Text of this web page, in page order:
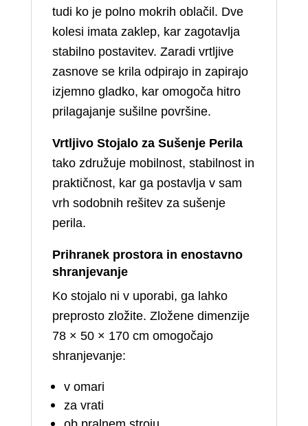
tudi ko je polno mokrih oblačil. Dve
kolesi imata zaklep, kar zagotavlja
stabilno postavitev. Zaradi vrtljive
zasnove se krila odpirajo in zapirajo
izjemno gladko, kar omogoča hitro
prilagajanje sušilne površine.
Vrtljivo Stojalo za Sušenje Perila
tako združuje mobilnost, stabilnost in
praktičnost, kar ga postavlja v sam
vrh sodobnih rešitev za sušenje
perila.
Prihranek prostora in enostavno
shranjevanje
Ko stojalo ni v uporabi, ga lahko
preprosto zložite. Zložene dimenzije
78 × 50 × 170 cm omogočajo
shranjevanje:
v omari
za vrati